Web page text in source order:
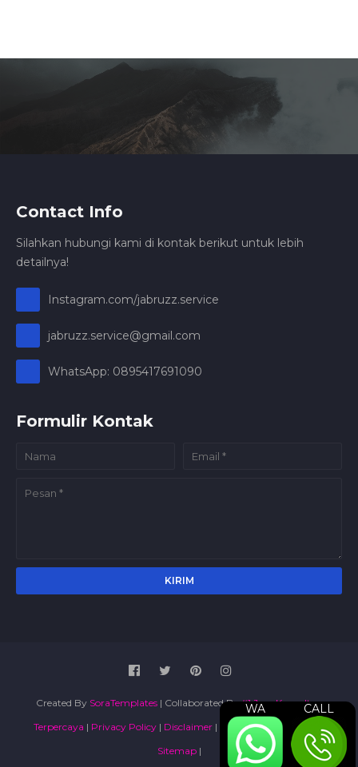
WA CALL
Contact Info
Silahkan hubungi kami di kontak berikut untuk lebih
detailnya!
Instagram.com/jabruzz.service
jabruzz.service@gmail.com
WhatsApp: 0895417691090
Formulir Kontak
Created By SoraTemplates| Collaborated By#1 Jasa Konsultan
Terpercaya | Privacy Policy | Disclaimer | Terms and Conditions |
Sitemap|